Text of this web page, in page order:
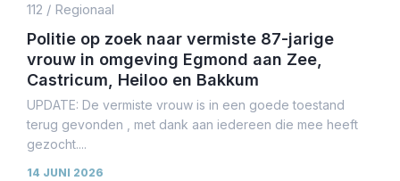
112 / Regionaal
Politie op zoek naar vermiste 87-jarige
vrouw in omgeving Egmond aan Zee,
Castricum, Heiloo en Bakkum
UPDATE: De vermiste vrouw is in een goede toestand
terug gevonden , met dank aan iedereen die mee heeft
gezocht....
14 JUNI 2026